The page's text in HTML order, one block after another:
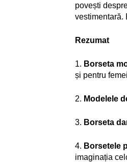
povești
vestimentară.
Rezumat
1. Borseta
și pentru
2. Modelele
3. Borseta
4. Borsetele
imaginația